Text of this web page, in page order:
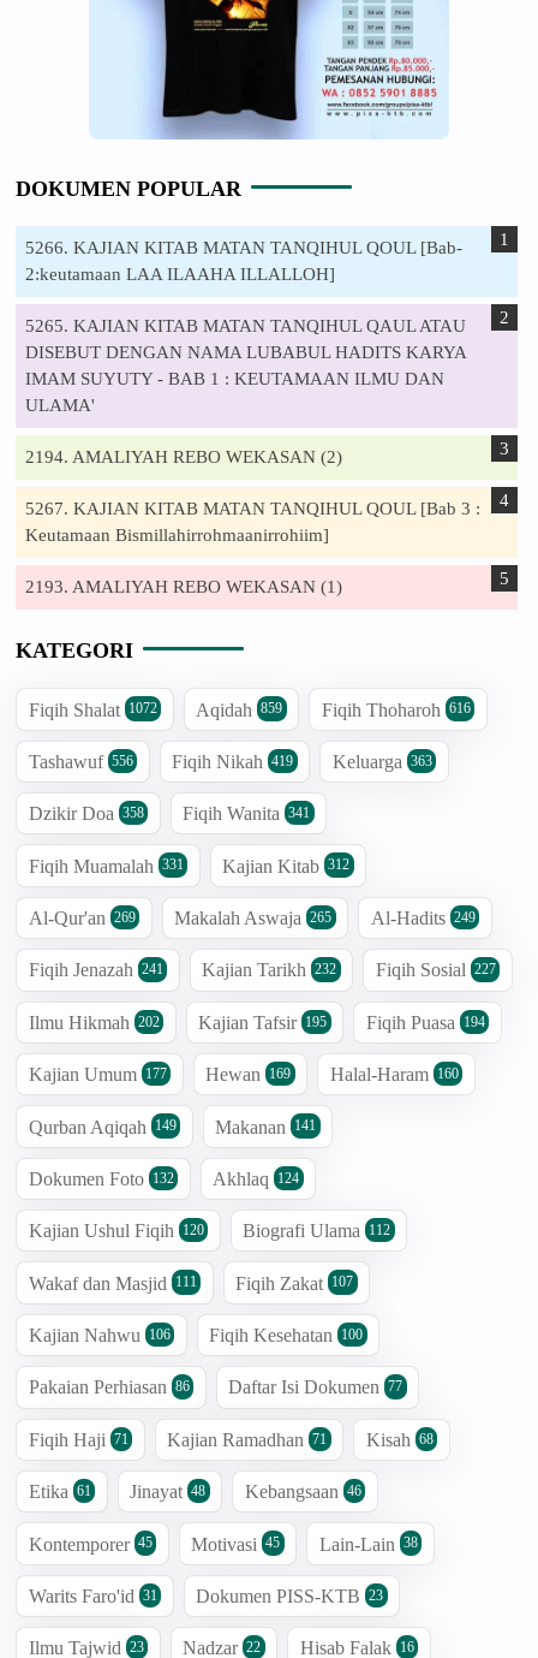
DOKUMEN POPULAR
5266. KAJIAN KITAB MATAN TANQIHUL QOUL [Bab-
2:keutamaan LAA ILAAHA ILLALLOH]
5265. KAJIAN KITAB MATAN TANQIHUL QAUL ATAU
DISEBUT DENGAN NAMA LUBABUL HADITS KARYA
IMAM SUYUTY - BAB 1 : KEUTAMAAN ILMU DAN
ULAMA'
2194. AMALIYAH REBO WEKASAN (2)
5267. KAJIAN KITAB MATAN TANQIHUL QOUL [Bab 3 :
Keutamaan Bismillahirrohmaanirrohiim]
2193. AMALIYAH REBO WEKASAN (1)
KATEGORI
Fiqih Shalat 1072 Aqidah 859 Fiqih Thoharoh 616
Tashawuf 556 Fiqih Nikah 419 Keluarga 363
Dzikir Doa 358 Fiqih Wanita 341
Fiqih Muamalah 331 Kajian Kitab 312
Al-Qur'an 269 Makalah Aswaja 265 Al-Hadits 249
Fiqih Jenazah 241 Kajian Tarikh 232 Fiqih Sosial 227
Ilmu Hikmah 202 Kajian Tafsir 195 Fiqih Puasa 194
Kajian Umum 177 Hewan 169 Halal-Haram 160
Qurban Aqiqah 149 Makanan 141
Dokumen Foto 132 Akhlaq 124
Kajian Ushul Fiqih 120 Biografi Ulama 112
Wakaf dan Masjid 111 Fiqih Zakat 107
Kajian Nahwu 106 Fiqih Kesehatan 100
Pakaian Perhiasan 86 Daftar Isi Dokumen 77
Fiqih Haji 71 Kajian Ramadhan 71 Kisah 68
Etika 61 Jinayat 48 Kebangsaan 46
Kontemporer 45 Motivasi 45 Lain-Lain 38
Warits Faro'id 31 Dokumen PISS-KTB 23
Ilmu Tajwid 23 Nadzar 22 Hisab Falak 16